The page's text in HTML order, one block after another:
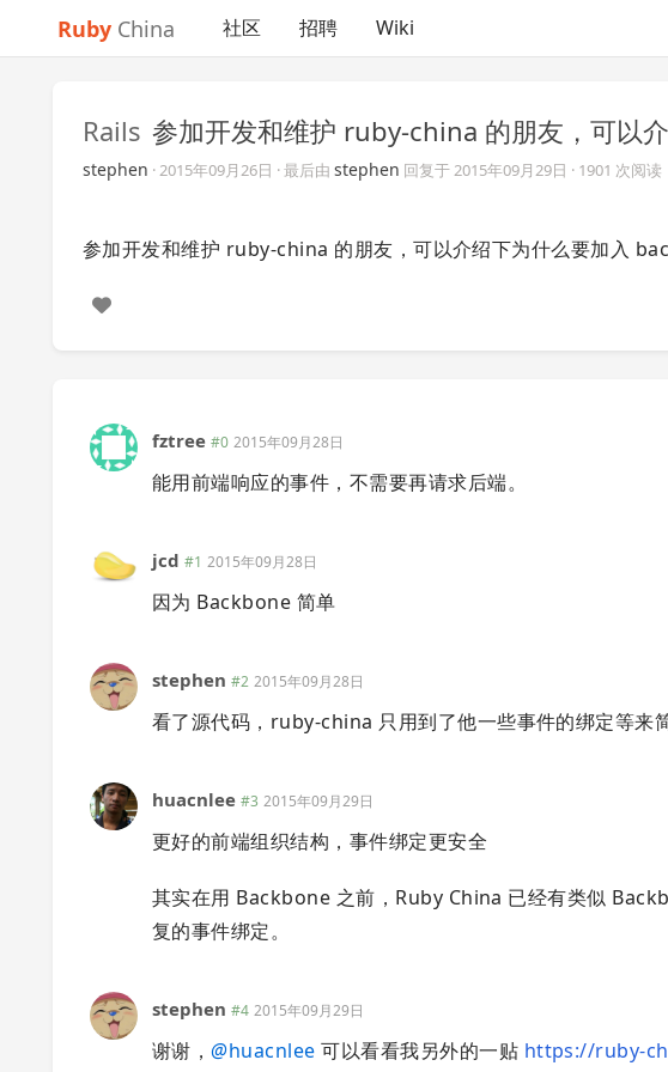
Ruby China 社区 招聘 Wiki
Rails 参加开发和维护 ruby-china 的朋友，可以
stephen ·2015年09月26日 · 最后由 stephen 回复于2015年09月29日 · 1901 次阅读
参加开发和维护 ruby-china 的朋友，可以介绍下为什么要加入
fztree #0 2015年09月28日
能用前端响应的事件，不需要再请求后端。
jcd #1 2015年09月28日
因为 Backbone 简单
stephen #2 2015年09月28日
看了源代码，ruby-china 只用到了他一些事件的绑定等
huacnlee #3 2015年09月29日
更好的前端组织结构，事件绑定更安全
其实在用 Backbone 之前，Ruby China 已经有类似
复的事件绑定。
stephen #4 2015年09月29日
谢谢，@huacnlee 可以看看我另外的一贴 https://ruby-